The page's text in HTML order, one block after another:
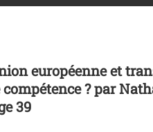
européenne et
? par
39